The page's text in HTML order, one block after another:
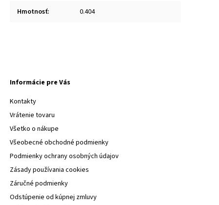
Hmotnosť: 0.404
Informácie pre Vás
Kontakty
Vrátenie tovaru
Všetko o nákupe
Všeobecné obchodné podmienky
Podmienky ochrany osobných údajov
Zásady používania cookies
Záručné podmienky
Odstúpenie od kúpnej zmluvy